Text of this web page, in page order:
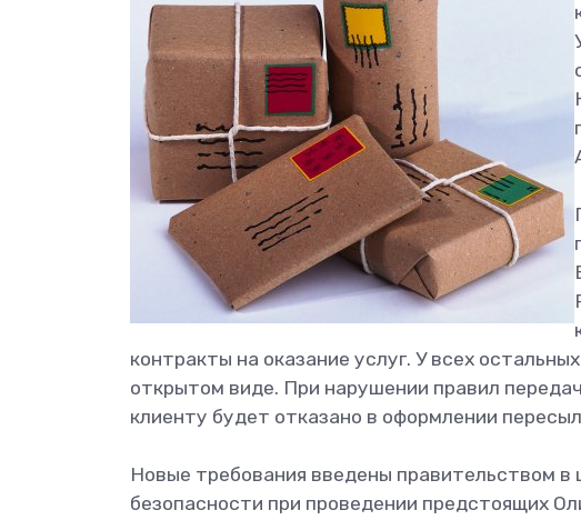
контракты на оказание услуг. У всех
открытом виде. При нарушении правил
клиенту будет отказано в оформлении
Новые требования введены правительством в
безопасности при проведении предстоящих